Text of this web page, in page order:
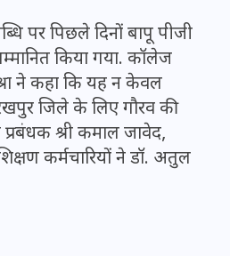
पर पिछले दिनों बापू पीजी
किया गया. कॉलेज
ने कहा कि यह न केवल
जिले के लिए गौरव की
प्रबंधक श्री कमाल जावेद,
कर्मचारियों ने डॉ. अतुल